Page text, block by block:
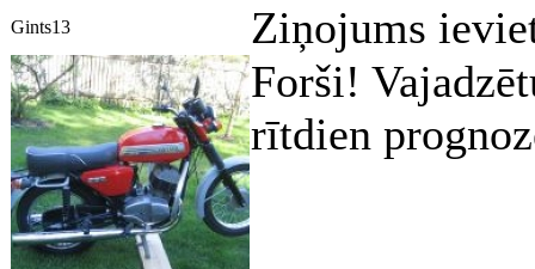
Gints13 Ziņojums
Forši!
rītdien